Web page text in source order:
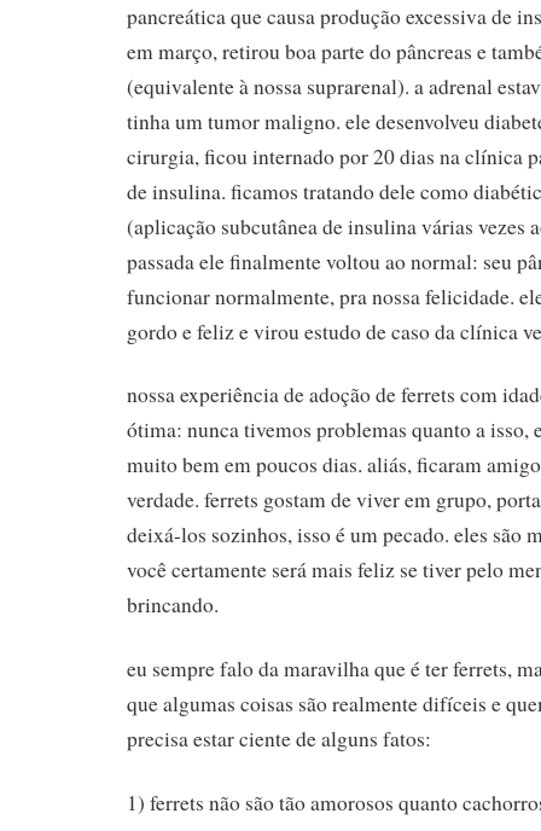
pancreática que causa produção excessiva de
em março, retirou boa parte do pâncreas e
(equivalente à nossa suprarenal). a adrenal
tinha um tumor maligno. ele desenvolveu
cirurgia, ficou internado por 20 dias na clínica
de insulina. ficamos tratando dele como
(aplicação subcutânea de insulina várias vezes
passada ele finalmente voltou ao normal: seu
funcionar normalmente, pra nossa felicidade.
gordo e feliz e virou estudo de caso da clínica
nossa experiência de adoção de ferrets com
ótima: nunca tivemos problemas quanto a isso,
muito bem em poucos dias. aliás, ficaram
verdade. ferrets gostam de viver em grupo,
deixá-los sozinhos, isso é um pecado. eles são
você certamente será mais feliz se tiver pelo
brincando.
eu sempre falo da maravilha que é ter ferrets,
que algumas coisas são realmente difíceis e
precisa estar ciente de alguns fatos:
1) ferrets não são tão amorosos quanto